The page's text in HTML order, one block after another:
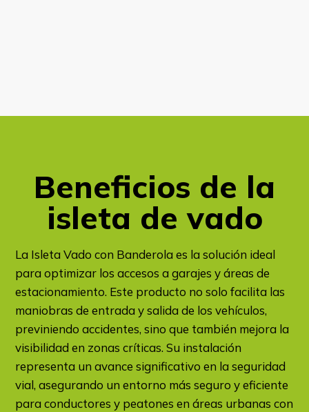
Beneficios de la
isleta de vado​
La Isleta Vado con Banderola es la solución ideal
para optimizar los accesos a garajes y áreas de
estacionamiento. Este producto no solo facilita las
maniobras de entrada y salida de los vehículos,
previniendo accidentes, sino que también mejora la
visibilidad en zonas críticas. Su instalación
representa un avance significativo en la seguridad
vial, asegurando un entorno más seguro y eficiente
para conductores y peatones en áreas urbanas con